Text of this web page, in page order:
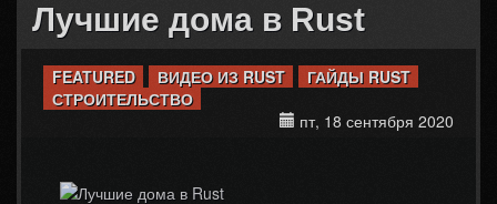
Лучшие дома в Rust
FEATURED ВИДЕО ИЗ RUST
ГАЙДЫ RUST
СТРОИТЕЛЬСТВО
пт, 18 сентября 2020